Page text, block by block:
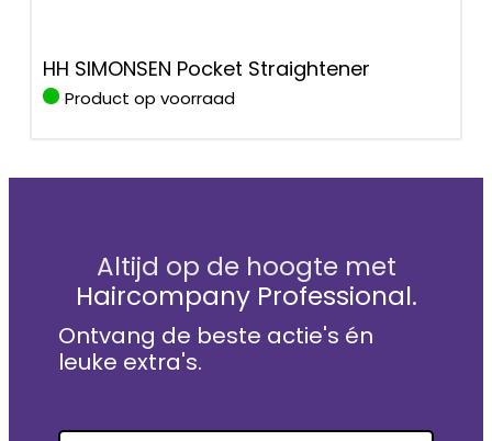
HH SIMONSEN Pocket Straightener
Product op voorraad
Altijd op de hoogte met
Haircompany Professional.
Ontvang de beste actie's én
leuke extra's.